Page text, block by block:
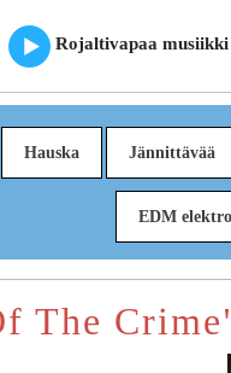
Rojaltivapaa musiikki
Hauska Jännittävää
EDM
The